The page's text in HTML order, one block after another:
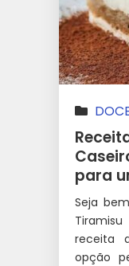
para
Seja
receita
opção